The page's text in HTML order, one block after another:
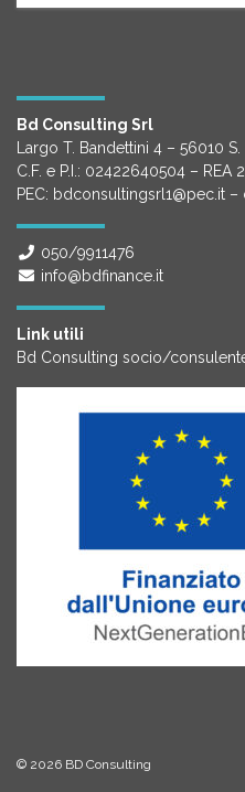
Bd Consulting Srl
Largo T. Bandettini 4 – 56010
C.F. e P.I.: 02422640504 – REA
PEC: bdconsultingsrl1@pec.it –
050/9911476
info@bdfinance.it
Link utili
Bd Consulting socio/
© 2026 BD Consulting